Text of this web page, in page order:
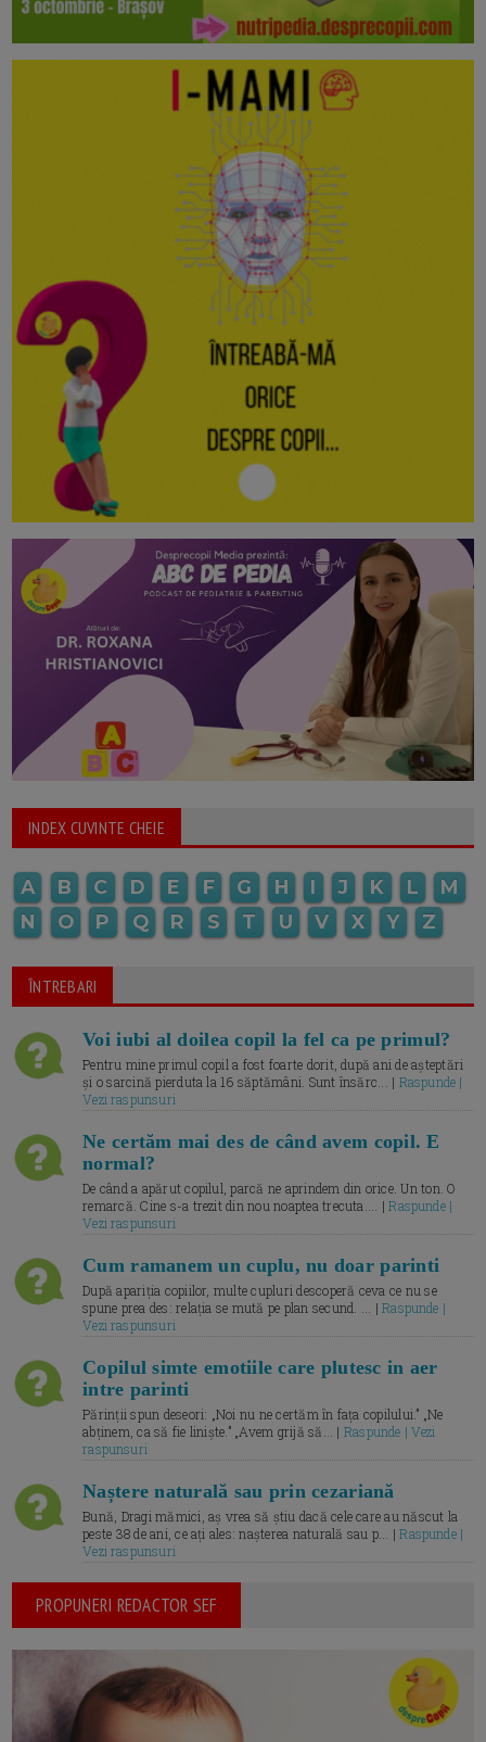
INDEX CUVINTE CHEIE
A B C D E F G H I J K L
M
N
O P Q R S T U V X Y Z
ÎNTREBARI
Voi iubi al doilea copil la fel ca pe primul?
Pentru mine primul copil a fost foarte dorit, după ani de așteptări
și o sarcină pierduta la 16 săptămâni. Sunt însărc... | Raspunde |
Vezi raspunsuri
Ne certăm mai des de când avem copil. E
normal?
De când a apărut copilul, parcă ne aprindem din orice. Un ton. O
remarcă. Cine s-a trezit din nou noaptea trecuta.... |Raspunde |
Vezi raspunsuri
Cum ramanem un cuplu, nu doar parinti
După apariția copiilor, multe cupluri descoperă ceva ce nu se
spune prea des: relația se mută pe plan secund. ... |Raspunde |
Vezi raspunsuri
Copilul simte emotiile care plutesc in aer
intre parinti
Părinții spun deseori: „Noi nu ne certăm în fața copilului.” „Ne
abținem, ca să fie liniște.” „Avem grijă să... | Raspunde | Vezi
raspunsuri
Naștere naturală sau prin cezariană
Bună, Dragi mămici, aș vrea să știu dacă cele care au născut la
peste 38 de ani, ce ați ales: nașterea naturală sau p... |Raspunde |
Vezi raspunsuri
PROPUNERI REDACTOR SEF